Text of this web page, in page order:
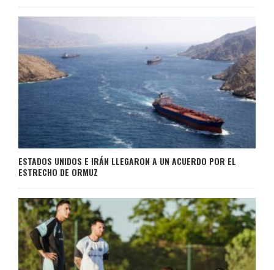
ESTADOS UNIDOS E IRÁN LLEGARON A UN ACUERDO POR EL
ESTRECHO DE ORMUZ